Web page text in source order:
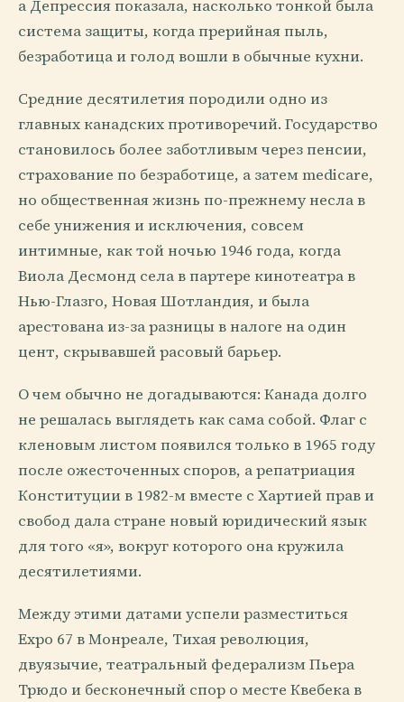
а Депрессия показала, насколько тонкой была
система защиты, когда прерийная пыль,
безработица и голод вошли в обычные кухни.
Средние десятилетия породили одно из
главных канадских противоречий. Государство
становилось более заботливым через пенсии,
страхование по безработице, а затем medicare,
но общественная жизнь по-прежнему несла в
себе унижения и исключения, совсем
интимные, как той ночью 1946 года, когда
Виола Десмонд села в партере кинотеатра в
Нью-Глазго, Новая Шотландия, и была
арестована из-за разницы в налоге на один
цент, скрывавшей расовый барьер.
О чем обычно не догадываются: Канада долго
не решалась выглядеть как сама собой. Флаг с
кленовым листом появился только в 1965 году
после ожесточенных споров, а репатриация
Конституции в 1982-м вместе с Хартией прав и
свобод дала стране новый юридический язык
для того «я», вокруг которого она кружила
десятилетиями.
Между этими датами успели разместиться
Expo 67 в Монреале, Тихая революция,
двуязычие, театральный федерализм Пьера
Трюдо и бесконечный спор о месте Квебека в